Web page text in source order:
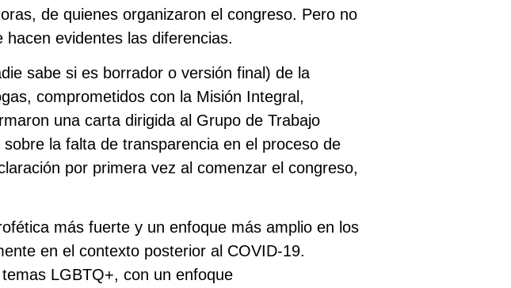
de quienes organizaron el congreso. Pero no
evidentes las diferencias.
sabe si es borrador o versión final) de la
comprometidos con la Misión Integral,
una carta dirigida al Grupo de Trabajo
la falta de transparencia en el proceso de
por primera vez al comenzar el congreso,
más fuerte y un enfoque más amplio en los
en el contexto posterior al COVID-19.
LGBTQ+, con un enfoque